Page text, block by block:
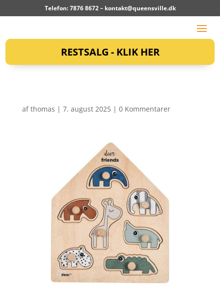
Telefon: 7876 8672 – kontakt@queensville.dk
RESTSALG - KLIK HER
afthomas | 7. august 2025| 0 Kommentarer